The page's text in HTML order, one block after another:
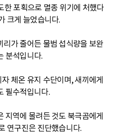
한 포획으로 멸종 위기에 처했다
크게 늘었습니다.
가 줄어든 물범 섭식량을 보완
분석입니다.
체온 유지 수단이며, 새끼에게
필수적입니다.
지역에 몰려든 것도 북극곰에게
연구진은 진단했습니다.